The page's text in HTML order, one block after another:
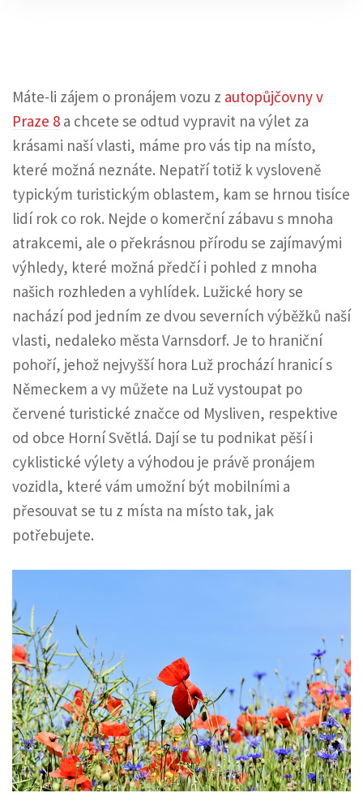
Máte-li zájem o pronájem vozu z autopůjčovny v
Praze 8 a chcete se odtud vypravit na výlet za
krásami naší vlasti, máme pro vás tip na místo,
které možná neznáte. Nepatří totiž k vysloveně
typickým turistickým oblastem, kam se hrnou tisíce
lidí rok co rok. Nejde o komerční zábavu s mnoha
atrakcemi, ale o překrásnou přírodu se zajímavými
výhledy, které možná předčí i pohled z mnoha
našich rozhleden a vyhlídek. Lužické hory se
nachází pod jedním ze dvou severních výběžků naší
vlasti, nedaleko města Varnsdorf. Je to hraniční
pohoří, jehož nejvyšší hora Luž prochází hranicí s
Německem a vy můžete na Luž vystoupat po
červené turistické značce od Mysliven, respektive
od obce Horní Světlá. Dají se tu podnikat pěší i
cyklistické výlety a výhodou je právě pronájem
vozidla, které vám umožní být mobilními a
přesouvat se tu z místa na místo tak, jak
potřebujete.